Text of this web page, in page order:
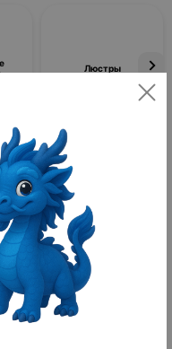
Люстры
По популярности
средство гигиены,